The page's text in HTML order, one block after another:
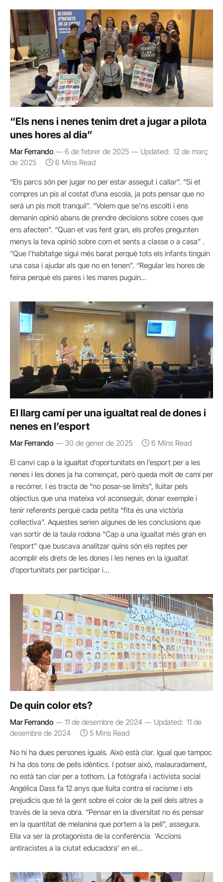
“Els nens i nenes tenim dret a jugar a pilota
unes hores al dia”
Mar Ferrando 6 de febrer de 2025 Updated: 12 de març
de 2025
6 Mins Read
“Els parcs són per jugar no per estar assegut i callar”. “Si et
compres un pis al costat d’una escola, ja pots pensar que no
serà un pis molt tranquil”. “Volem que se’ns escolti i ens
demanin opinió abans de prendre decisions sobre coses que
ens afecten”. “Quan et vas fent gran, els profes pregunten
menys la teva opinió sobre com et sents a classe o a casa” .
“Que l’habitatge sigui més barat perquè tots els infants tinguin
una casa i ajudar als que no en tenen”. “Regular les hores de
feina perquè els pares i les mares puguin…
El llarg camí per una igualtat real de dones i
nenes en l’esport
Mar Ferrando 30 de gener de 2025 6 Mins Read
El canvi cap a la igualtat d’oportunitats en l’esport per a les
nenes i les dones ja ha començat, però queda molt de camí per
a recórrer. I es tracta de “no posar-se límits”, lluitar pels
objectius que una mateixa vol aconseguir, donar exemple i
tenir referents perquè cada petita “fita és una victòria
col·lectiva”. Aquestes serien algunes de les conclusions que
van sortir de la taula rodona “Cap a una igualtat més gran en
l’esport” que buscava analitzar quins són els reptes per
acomplir els drets de les dones i les nenes en la igualtat
d’oportunitats per participar i…
De quin color ets?
Mar Ferrando 11 de desembre de 2024 Updated: 11 de
desembre de 2024
5 Mins Read
No hi ha dues persones iguals. Això està clar. Igual que tampoc
hi ha dos tons de pells idèntics. I potser això, malauradament,
no està tan clar per a tothom. La fotògrafa i activista social
Angélica Dass fa 12 anys que lluita contra el racisme i els
prejudicis que té la gent sobre el color de la pell dels altres a
través de la seva obra. “Pensar en la diversitat no és pensar
en la quantitat de melanina que portem a la pell”, assegura.
Ella va ser la protagonista de la conferència ‘Accions
antiracistes a la ciutat educadora’ en el…